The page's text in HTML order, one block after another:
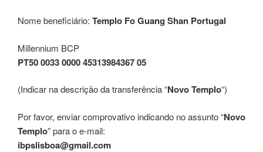
Nome beneficiário: Templo Fo Guang Shan Portugal
Millennium BCP
PT50 0033 0000 45313984367 05
(Indicar na descrição da transferência “Novo Templo“)
Por favor, enviar comprovativo indicando no assunto “Novo
Templo” para o e-mail:
ibpslisboa@gmail.com